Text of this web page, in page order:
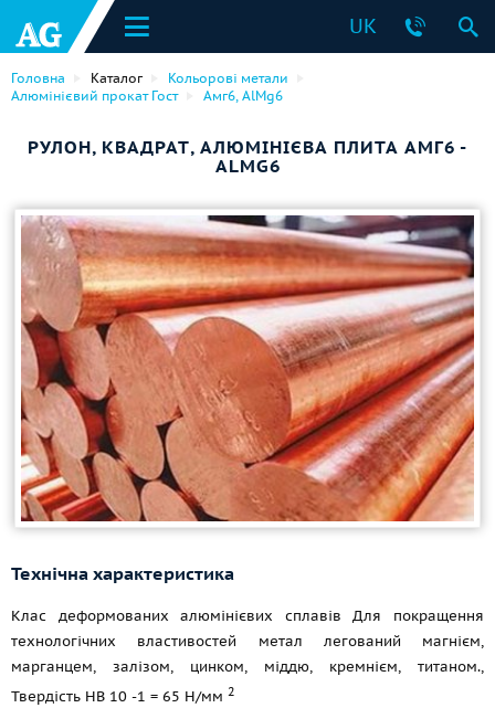
UK
Головна Каталог
Кольорові метали
Алюмінієвий прокат Гост
Амг6, AlMg6
РУЛОН, КВАДРАТ, АЛЮМІНІЄВА ПЛИТА АМГ6 -
ALMG6
Технічна характеристика
Клас деформованих алюмінієвих сплавів Для покращення
технологічних властивостей метал легований магнієм,
марганцем, залізом, цинком, міддю, кремнієм, титаном.,
Твердість HB 10 -1 = 65 Н/мм 2